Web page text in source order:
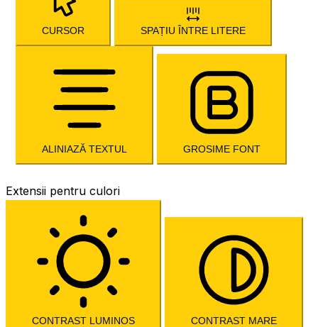
CURSOR SPAȚIU ÎNTRE LITERE
ALINIAZĂ TEXTUL GROSIME FONT
Extensii pentru culori
CONTRAST LUMINOS CONTRAST MARE